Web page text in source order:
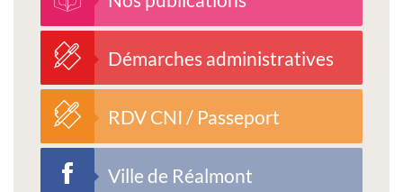
Démarches administratives
RDV CNI / Passeport
Ville de Réalmont